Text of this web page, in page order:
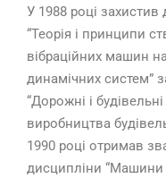
У 1988 році захистив
“Теорія і принципи
вібраційних машин
динамічних систем”
“Дорожні і
виробництва
1990 році отримав
дисципліни “Машини